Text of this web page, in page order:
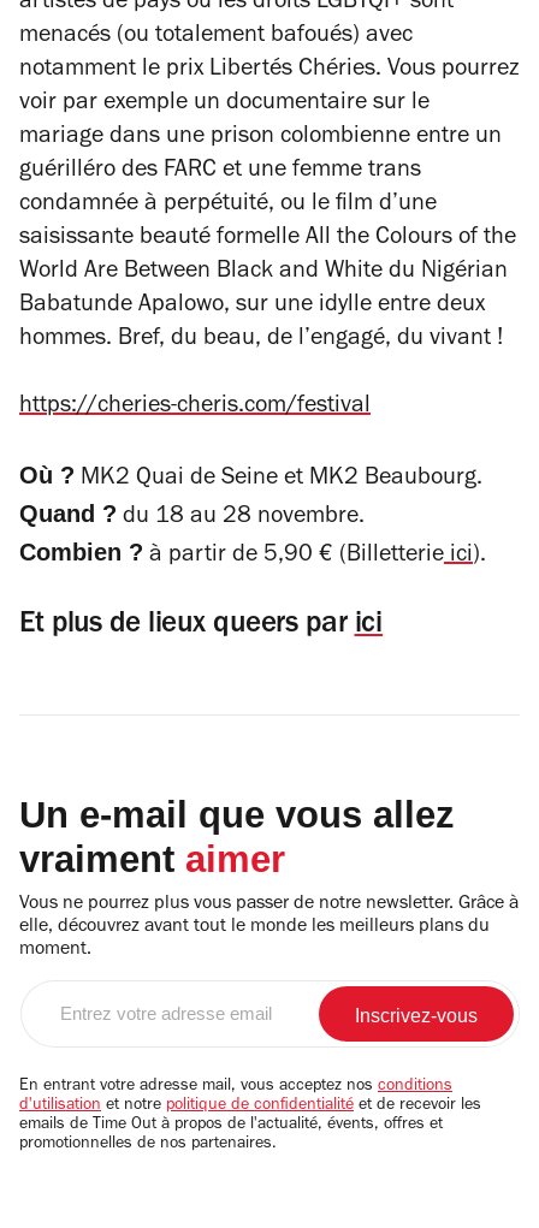
menacés (ou totalement bafoués) avec
notamment le prix Libertés Chéries. Vous pourrez
voir par exemple un documentaire sur le
mariage dans une prison colombienne entre un
guérilléro des FARC et une femme trans
condamnée à perpétuité, ou le film d’une
saisissante beauté formelle All the Colours of the
World Are Between Black and White du Nigérian
Babatunde Apalowo, sur une idylle entre deux
hommes. Bref, du beau, de l’engagé, du vivant !
https://cheries-cheris.com/festival
Où ? MK2 Quai de Seine et MK2 Beaubourg.
Quand ? du 18 au 28 novembre.
Combien ? à partir de 5,90 € (Billetterie ici).
Et plus de lieux queers parici
Un e-mail que vous allez
vraiment aimer
Vous ne pourrez plus vous passer de notre newsletter. Grâce à
elle, découvrez avant tout le monde les meilleurs plans du
moment.
email
En entrant votre adresse mail, vous acceptez nos conditions
d'utilisation et notre politique de confidentialité et de recevoir les
emails de Time Out à propos de l'actualité, évents, offres et
promotionnelles de nos partenaires.